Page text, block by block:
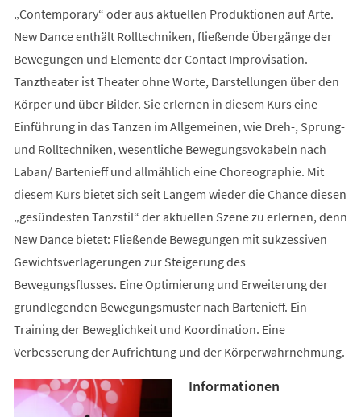
„Contemporary“ oder aus aktuellen Produktionen auf Arte.
New Dance enthält Rolltechniken, fließende Übergänge der
Bewegungen und Elemente der Contact Improvisation.
Tanztheater ist Theater ohne Worte, Darstellungen über den
Körper und über Bilder. Sie erlernen in diesem Kurs eine
Einführung in das Tanzen im Allgemeinen, wie Dreh-, Sprung-
und Rolltechniken, wesentliche Bewegungsvokabeln nach
Laban/ Bartenieff und allmählich eine Choreographie. Mit
diesem Kurs bietet sich seit Langem wieder die Chance diesen
„gesündesten Tanzstil“ der aktuellen Szene zu erlernen, denn
New Dance bietet: Fließende Bewegungen mit sukzessiven
Gewichtsverlagerungen zur Steigerung des
Bewegungsflusses. Eine Optimierung und Erweiterung der
grundlegenden Bewegungsmuster nach Bartenieff. Ein
Training der Beweglichkeit und Koordination. Eine
Verbesserung der Aufrichtung und der Körperwahrnehmung.
Informationen